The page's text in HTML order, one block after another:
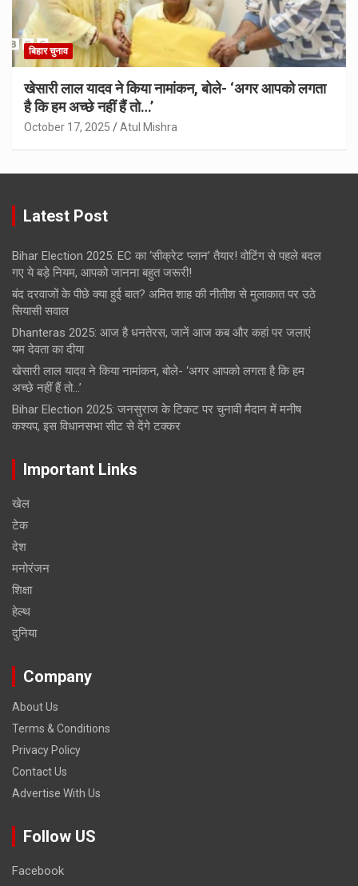
बिहार चुनाव
खेसारी लाल यादव ने किया नामांकन, बोले- ‘अगर आपको लगता
है कि हम अच्छे नहीं हैं तो…’
October 17, 2025 Atul Mishra
Latest Post
Bihar Election 2025: EC का ‘सीक्रेट प्लान’ तैयार! वोटिंग से पहले बदल
गए ये बड़े नियम, आपको जानना बहुत जरूरी!
बंद दरवाजों के पीछे क्या हुई बात? अमित शाह की नीतीश से मुलाकात पर उठे
सियासी सवाल
Dhanteras 2025: आज है धनतेरस, जानें आज कब और कहां पर जलाएं
यम देवता का दीया
खेसारी लाल यादव ने किया नामांकन, बोले- ‘अगर आपको लगता है कि हम
अच्छे नहीं हैं तो…’
Bihar Election 2025: जनसुराज के टिकट पर चुनावी मैदान में मनीष
कश्यप, इस विधानसभा सीट से देंगे टक्कर
Important Links
खेल
टेक
देश
मनोरंजन
शिक्षा
हेल्‍थ
दुनिया
Company
About Us
Terms & Conditions
Privacy Policy
Contact Us
Advertise With Us
Follow US
Facebook